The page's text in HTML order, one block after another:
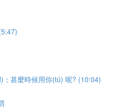
；甚麼時候用你(tú) 呢? (10:04)